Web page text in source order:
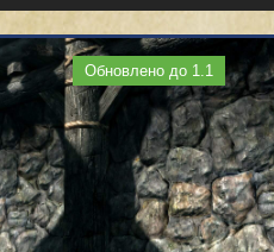
Обновлено до 1.1